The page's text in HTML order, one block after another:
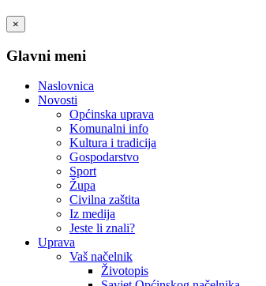
×
Glavni meni
Naslovnica
Novosti
Općinska uprava
Komunalni info
Kultura i tradicija
Gospodarstvo
Sport
Župa
Civilna zaštita
Iz medija
Jeste li znali?
Uprava
Vaš načelnik
Životopis